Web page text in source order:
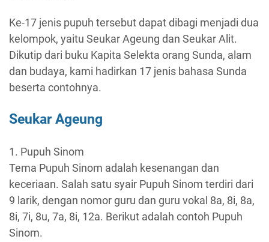
Ke-17 jenis pupuh tersebut dapat dibagi menjadi dua
kelompok, yaitu Seukar Ageung dan Seukar Alit.
Dikutip dari buku Kapita Selekta orang Sunda, alam
dan budaya, kami hadirkan 17 jenis bahasa Sunda
beserta contohnya.
Seukar Ageung
1. Pupuh Sinom
Tema Pupuh Sinom adalah kesenangan dan
keceriaan. Salah satu syair Pupuh Sinom terdiri dari
9 larik, dengan nomor guru dan guru vokal 8a, 8i, 8a,
8i, 7i, 8u, 7a, 8i, 12a. Berikut adalah contoh Pupuh
Sinom.